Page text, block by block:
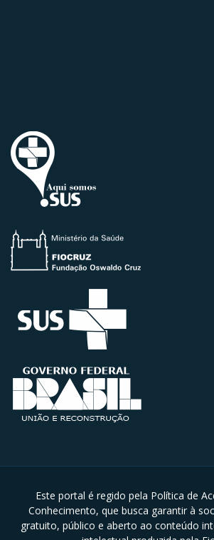
Este portal é regido pela Política de
Conhecimento, que busca garantir à
gratuito, público e aberto ao conteúdo